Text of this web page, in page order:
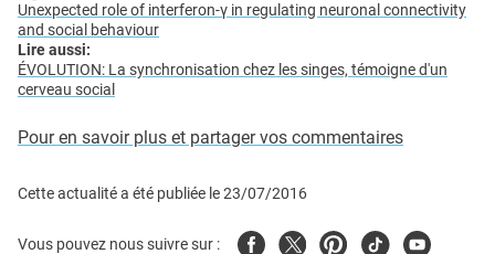
Unexpected role of interferon-γ in regulating neuronal connectivity
and social behaviour
Lire aussi:
ÉVOLUTION: La synchronisation chez les singes, témoigne d'un
cerveau social
Pour en savoir plus et partager vos commentaires
Cette actualité a été publiée le23/07/2016
Vous pouvez nous suivre sur : FacebookTwitterPinterest
TiktokYoutube